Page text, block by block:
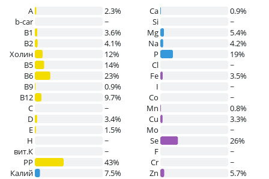
A
2.3%
b-car
~
В1
3.6%
B2
4.1%
Холин
12%
B5
14%
B6
23%
B9
0.9%
B12
9.7%
C
~
D
3.4%
E
1.5%
H
~
вит.К
~
PP
43%
Калий
7.5%
Ca
0.9%
Si
~
Mg
5.4%
Na
4.2%
P
19%
Cl
~
Fe
3.5%
I
~
Co
~
Mn
0.8%
Cu
3.3%
Mo
~
Se
26%
F
~
Cr
~
Zn
5.7%